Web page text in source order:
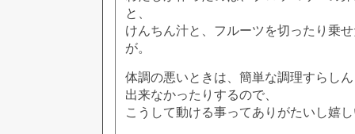
と、
けんちん汁と、フルーツを切ったり乗
が。
体調の悪いときは、簡単な調理すらし
出来なかったりするので、
こうして動ける事ってありがたいし嬉